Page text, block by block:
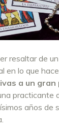
resaltar de
en lo que
a un gran
practicante
años de